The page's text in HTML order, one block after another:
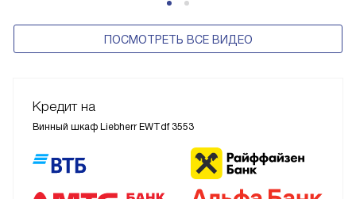
ПОСМОТРЕТЬ ВСЕ ВИДЕО
Кредит на
Винный шкаф Liebherr EWTdf 3553